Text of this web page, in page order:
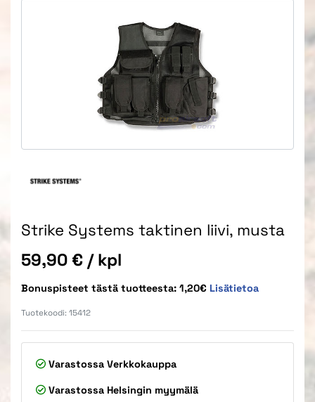
Strike Systems taktinen liivi, musta
Hinta
59,90 € / kpl
Bonuspisteet tästä tuotteesta: 1,20€ Lisätietoa
Tuotekoodi: 15412
Varastossa Verkkokauppa
Varastossa Helsingin myymälä